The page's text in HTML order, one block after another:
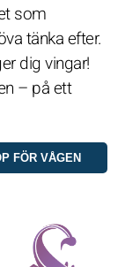
som
tänka efter.
dig vingar!
– på ett